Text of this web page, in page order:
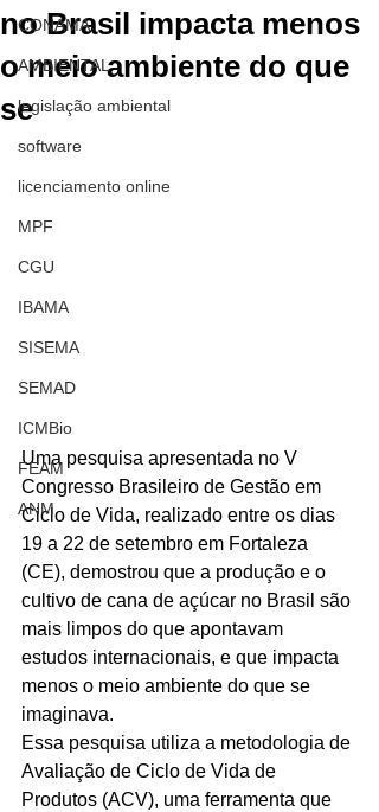
CONAMA
AMBIENTAL
legislação ambiental
software
licenciamento online
MPF
CGU
IBAMA
SISEMA
SEMAD
ICMBio
FEAM
ANM
no Brasil impacta menos
o meio ambiente do que
se
Uma pesquisa apresentada no V
Congresso Brasileiro de Gestão em
Ciclo de Vida, realizado entre os dias
19 a 22 de setembro em Fortaleza
(CE), demostrou que a produção e o
cultivo de cana de açúcar no Brasil são
mais limpos do que apontavam
estudos internacionais, e que impacta
menos o meio ambiente do que se
imaginava.
Essa pesquisa utiliza a metodologia de
Avaliação de Ciclo de Vida de
Produtos (ACV), uma ferramenta que